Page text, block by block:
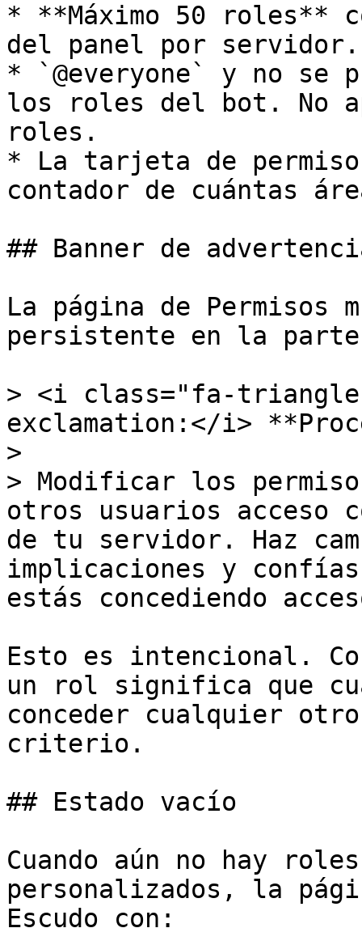
* **Máximo 50 roles**
del panel por servidor.
* `@everyone` y no se
los roles del bot. No
roles.
* La tarjeta de
contador de cuántas
## Banner de
La página de Permisos
persistente en la
> <i class="fa-
exclamation:</i>
>
> Modificar los
otros usuarios acceso
de tu servidor. Haz
implicaciones y
estás concediendo
Esto es intencional.
un rol significa que
conceder cualquier
criterio.
## Estado vacío
Cuando aún no hay
personalizados, la
Escudo con: